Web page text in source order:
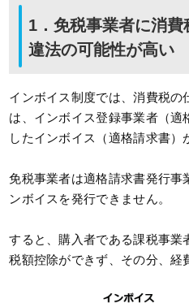
1．免税事業者に消
違法の可能性が高い
インボイス制度では、消費税の
は、インボイス登録事業者（適
したインボイス（適格請求書）
免税事業者は適格請求書発行事
ンボイスを発行できません。
すると、購入者である課税事業
税額控除ができず、その分、経